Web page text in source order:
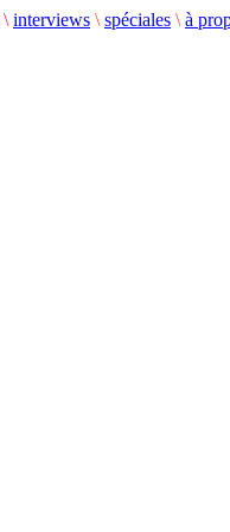
\ interviews \ spéciales \ à